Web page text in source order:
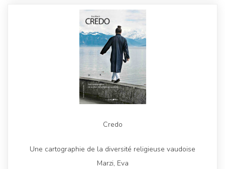
Credo
Une cartographie de la diversité religieuse vaudoise
Marzi, Eva